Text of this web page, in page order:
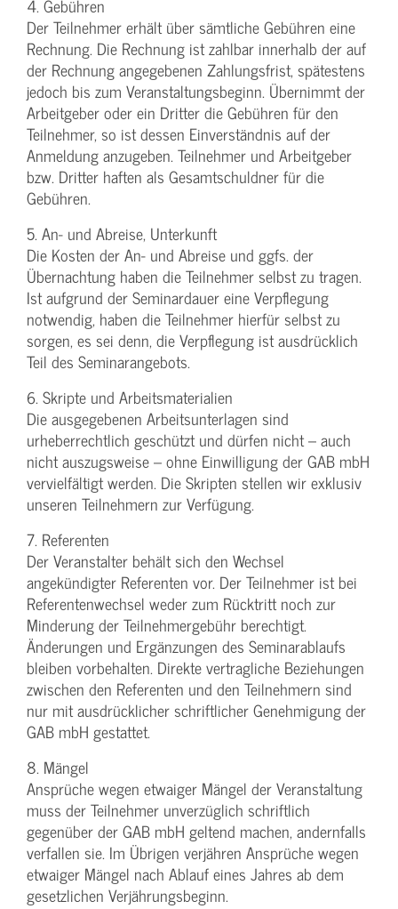
4. Gebühren
Der Teilnehmer erhält über sämtliche Gebühren eine
Rechnung. Die Rechnung ist zahlbar innerhalb der auf
der Rechnung angegebenen Zahlungsfrist, spätestens
jedoch bis zum Veranstaltungsbeginn. Übernimmt der
Arbeitgeber oder ein Dritter die Gebühren für den
Teilnehmer, so ist dessen Einverständnis auf der
Anmeldung anzugeben. Teilnehmer und Arbeitgeber
bzw. Dritter haften als Gesamtschuldner für die
Gebühren.
5. An- und Abreise, Unterkunft
Die Kosten der An- und Abreise und ggfs. der
Übernachtung haben die Teilnehmer selbst zu tragen.
Ist aufgrund der Seminardauer eine Verpflegung
notwendig, haben die Teilnehmer hierfür selbst zu
sorgen, es sei denn, die Verpflegung ist ausdrücklich
Teil des Seminarangebots.
6. Skripte und Arbeitsmaterialien
Die ausgegebenen Arbeitsunterlagen sind
urheberrechtlich geschützt und dürfen nicht – auch
nicht auszugsweise – ohne Einwilligung der GAB mbH
vervielfältigt werden. Die Skripten stellen wir exklusiv
unseren Teilnehmern zur Verfügung.
7. Referenten
Der Veranstalter behält sich den Wechsel
angekündigter Referenten vor. Der Teilnehmer ist bei
Referentenwechsel weder zum Rücktritt noch zur
Minderung der Teilnehmergebühr berechtigt.
Änderungen und Ergänzungen des Seminarablaufs
bleiben vorbehalten. Direkte vertragliche Beziehungen
zwischen den Referenten und den Teilnehmern sind
nur mit ausdrücklicher schriftlicher Genehmigung der
GAB mbH gestattet.
8. Mängel
Ansprüche wegen etwaiger Mängel der Veranstaltung
muss der Teilnehmer unverzüglich schriftlich
gegenüber der GAB mbH geltend machen, andernfalls
verfallen sie. Im Übrigen verjähren Ansprüche wegen
etwaiger Mängel nach Ablauf eines Jahres ab dem
gesetzlichen Verjährungsbeginn.